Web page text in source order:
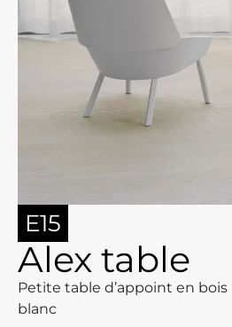
E15
Alex table
Petite table d’appoint en
blanc